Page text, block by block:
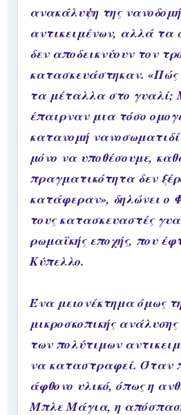
ανακάλυψη της
αντικειμένων, αλλά
δεν αποδεικνύουν τον
κατασκευάστηκαν.
τα μέταλλα στο γυαλί;
έπαιρναν μια τόσο
κατανομή
μόνο να υποθέσουμε,
πραγματικότητα δεν
κατάφεραν», δηλώνει ο
τους κατασκευαστές
ρωμαϊκής εποχής, που
Κύπελλο.
Ένα μειονέκτημα όμως
μικροσκοπικής
των πολύτιμων
να καταστραφεί. Όταν
άφθονο υλικό, όπως η
Μπλε Μάγια, η